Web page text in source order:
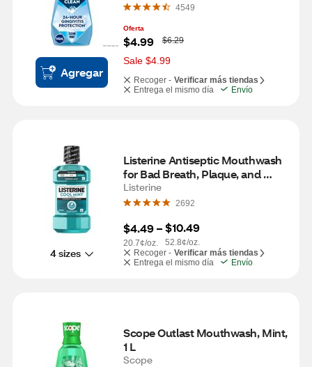
Agregar
4549
Oferta
$4.99
W
a
s
$6.29
Sale $4.99
Recoger - Verificar más tiendas
Entrega el mismo día
Envío
4 sizes
Listerine Antiseptic Mouthwash
for Bad Breath, Plaque, and
Gingivitis, Cool Mint, 8.4 OZ
Listerine
2692
$4.49 –
20.7¢/oz.
$10.49
52.8¢/oz.
Recoger - Verificar más tiendas
Entrega el mismo día
Envío
Scope Outlast Mouthwash, Mint,
1 L
Scope